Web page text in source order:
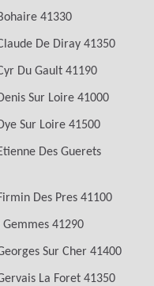
41330
De Diray 41350
Du Gault 41190
Sur Loire 41000
Sur Loire 41500
Des Guerets
Des Pres 41100
41290
Sur Cher 41400
La Foret 41350